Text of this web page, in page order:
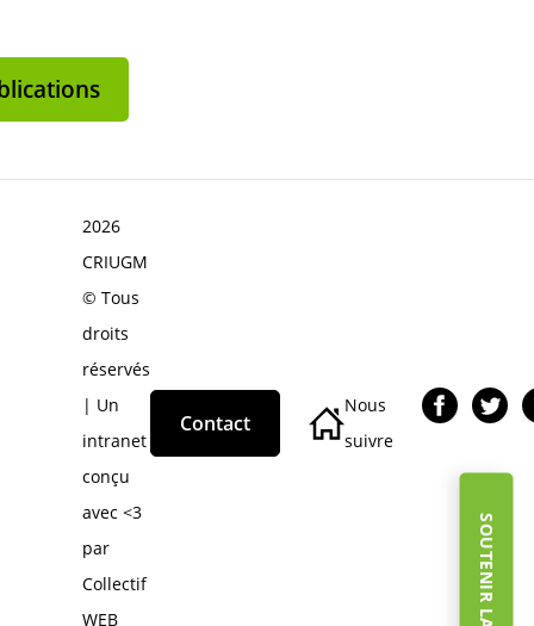
2026
CRIUGM
© Tous
droits
réservés
| Un
intranet
conçu
avec <3
par
Collectif
WEB
Contact
Nous
suivre